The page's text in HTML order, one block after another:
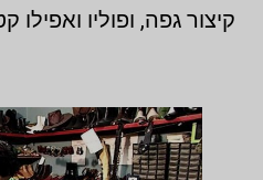
קיצור גפה, ופוליו ואפילו